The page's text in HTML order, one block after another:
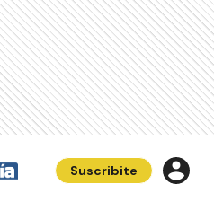
Suscribite